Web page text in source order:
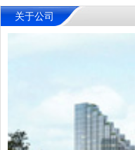
关于公司